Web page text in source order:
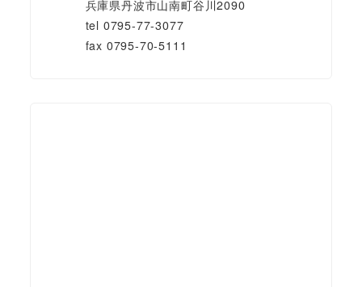
兵庫県丹波市山南町谷川2090
tel 0795-77-3077
fax 0795-70-5111